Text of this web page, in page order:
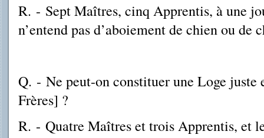
R. - Sept Maîtres, cinq Apprentis, à une
n’entend pas d’aboiement de chien ou de
Q. - Ne peut-on constituer une Loge juste
Frères] ?
R. - Quatre Maîtres et trois Apprentis, et